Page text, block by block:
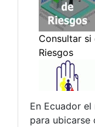
En Ecuador
para ubicarse